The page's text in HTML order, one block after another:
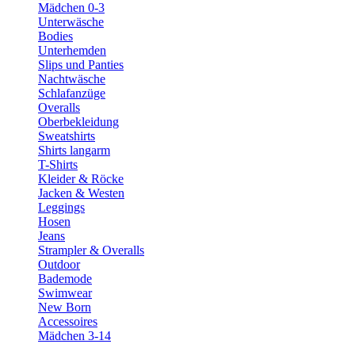
Mädchen 0-3
Unterwäsche
Bodies
Unterhemden
Slips und Panties
Nachtwäsche
Schlafanzüge
Overalls
Oberbekleidung
Sweatshirts
Shirts langarm
T-Shirts
Kleider & Röcke
Jacken & Westen
Leggings
Hosen
Jeans
Strampler & Overalls
Outdoor
Bademode
Swimwear
New Born
Accessoires
Mädchen 3-14